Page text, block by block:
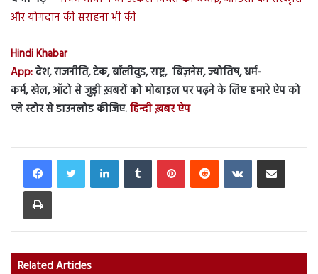
और योगदान की सराहना भी की
Hindi Khabar
App:देश, राजनीति, टेक, बॉलीवुड, राष्ट्र, बिज़नेस, ज्योतिष, धर्म-
कर्म, खेल, ऑटो से जुड़ी ख़बरों को मोबाइल पर पढ़ने के लिए हमारे ऐप को
प्ले स्टोर से डाउनलोड कीजिए.हिन्दी ख़बर ऐप
LinkedInTumblr PinterestReddit VKontakteShare via Email
Print
Related Articles